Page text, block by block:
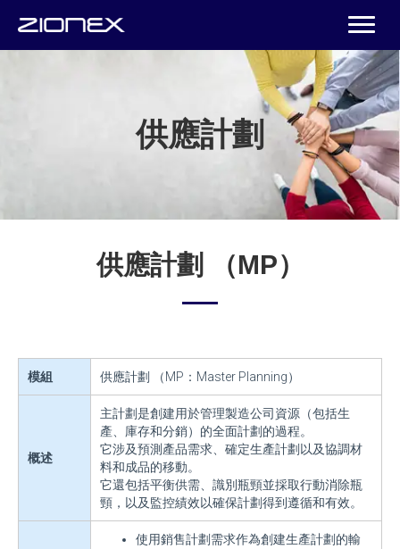
供應計劃
供應計劃 （MP）
模組 供應計劃 （MP：Master Planning）
概述
主計劃是創建用於管理製造公司資源（包括生
產、庫存和分銷）的全面計劃的過程。
它涉及預測產品需求、確定生產計劃以及協調材
料和成品的移動。
它還包括平衡供需、識別瓶頸並採取行動消除瓶
頸，以及監控績效以確保計劃得到遵循和有效。
使用銷售計劃需求作為創建生產計劃的輸